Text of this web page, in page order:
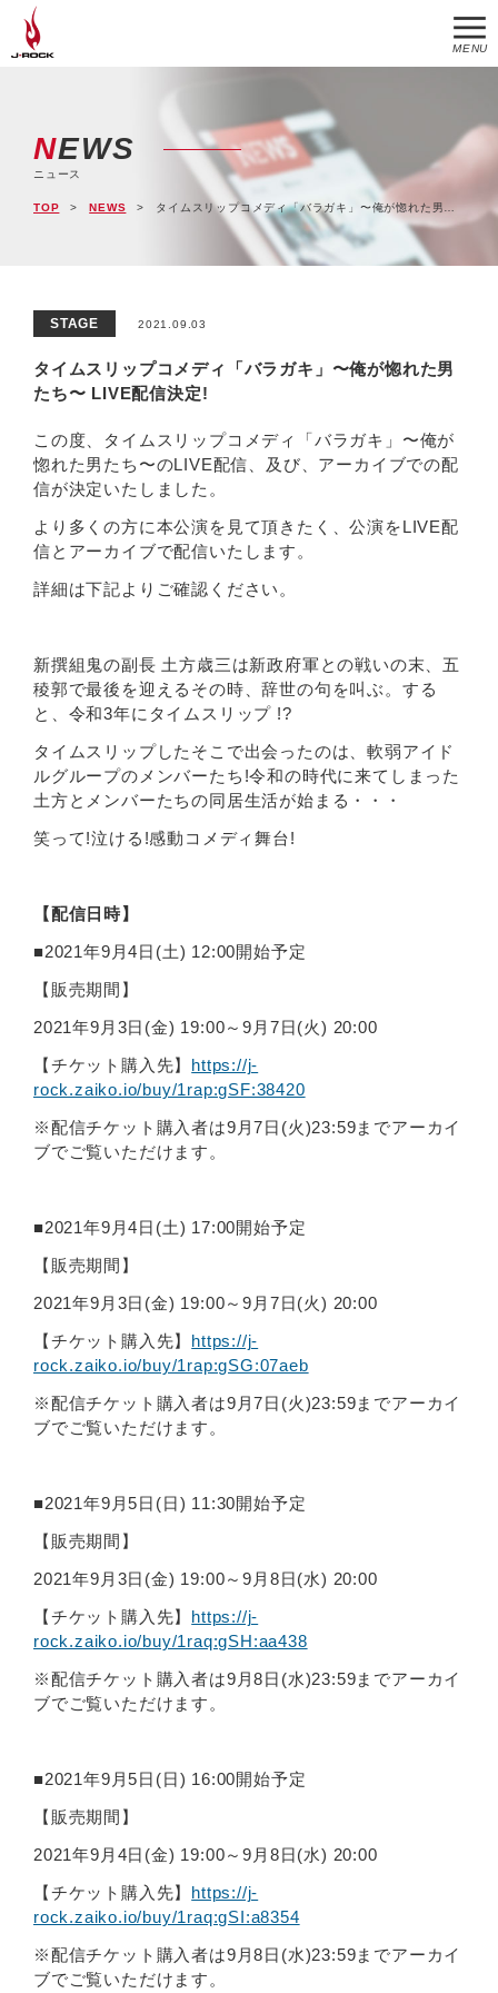
MENU
NEWS
ニュース
TOP NEWS タイムスリップコメディ「バラガキ」〜俺が惚れた男たち〜 LIVE配信決定!
STAGE 2021.09.03
タイムスリップコメディ「バラガキ」〜俺が惚れた男
たち〜 LIVE配信決定!
この度、タイムスリップコメディ「バラガキ」〜俺が
惚れた男たち〜のLIVE配信、及び、アーカイブでの配
信が決定いたしました。
より多くの方に本公演を見て頂きたく、公演をLIVE配
信とアーカイブで配信いたします。
詳細は下記よりご確認ください。
新撰組鬼の副長 土方歳三は新政府軍との戦いの末、五
稜郭で最後を迎えるその時、辞世の句を叫ぶ。する
と、令和3年にタイムスリップ !?
タイムスリップしたそこで出会ったのは、軟弱アイド
ルグループのメンバーたち!令和の時代に来てしまった
土方とメンバーたちの同居生活が始まる・・・
笑って!泣ける!感動コメディ舞台!
【配信日時】
■2021年9月4日(土) 12:00開始予定
【販売期間】
2021年9月3日(金) 19:00～9月7日(火) 20:00
【チケット購入先】 https://j-
rock.zaiko.io/buy/1rap:gSF:38420
※配信チケット購入者は9月7日(火)23:59までアーカイ
ブでご覧いただけます。
■2021年9月4日(土) 17:00開始予定
【販売期間】
2021年9月3日(金) 19:00～9月7日(火) 20:00
【チケット購入先】 https://j-
rock.zaiko.io/buy/1rap:gSG:07aeb
※配信チケット購入者は9月7日(火)23:59までアーカイ
ブでご覧いただけます。
■2021年9月5日(日) 11:30開始予定
【販売期間】
2021年9月3日(金) 19:00～9月8日(水) 20:00
【チケット購入先】 https://j-
rock.zaiko.io/buy/1raq:gSH:aa438
※配信チケット購入者は9月8日(水)23:59までアーカイ
ブでご覧いただけます。
■2021年9月5日(日) 16:00開始予定
【販売期間】
2021年9月4日(金) 19:00～9月8日(水) 20:00
【チケット購入先】 https://j-
rock.zaiko.io/buy/1raq:gSI:a8354
※配信チケット購入者は9月8日(水)23:59までアーカイ
ブでご覧いただけます。